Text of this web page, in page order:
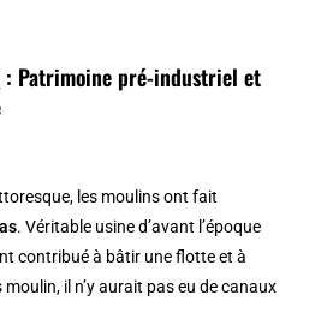
: Patrimoine pré-industriel et
les moulins ont fait
. Véritable usine d’avant l’époque
contribué à bâtir une flotte et à
il n’y aurait pas eu de canaux